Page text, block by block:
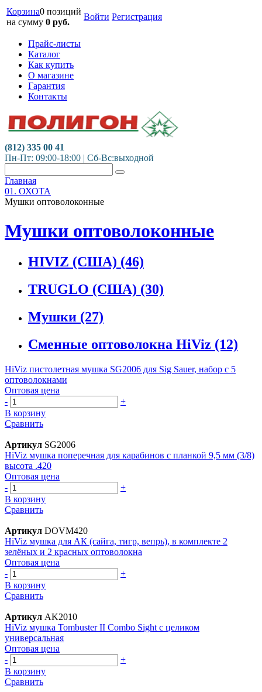
Корзина0 позиций
на сумму 0 руб.
Войти Регистрация
Прайс-листы
Каталог
Как купить
О магазине
Гарантия
Контакты
(812) 335 00 41
Пн-Пт: 09:00-18:00 | Сб-Вс:выходной
Главная
01. ОХОТА
Мушки оптоволоконные
Мушки оптоволоконные
HIVIZ (США) (46)
TRUGLO (США) (30)
Мушки (27)
Сменные оптоволокна HiViz (12)
HiViz пистолетная мушка SG2006 для Sig Sauer, набор с 5
оптоволокнами
Оптовая цена
-
+
В корзину
Сравнить
Артикул SG2006
HiViz мушка поперечная для карабинов с планкой 9,5 мм (3/8)
высота .420
Оптовая цена
-
+
В корзину
Сравнить
Артикул DOVM420
HiViz мушка для АК (сайга, тигр, вепрь), в комплекте 2
зелёных и 2 красных оптоволокна
Оптовая цена
-
+
В корзину
Сравнить
Артикул AK2010
HiViz мушка Tombuster II Combo Sight с целиком
универсальная
Оптовая цена
-
+
В корзину
Сравнить